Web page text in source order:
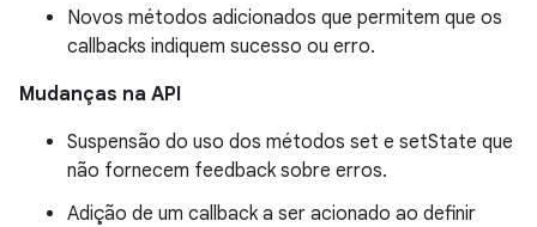
Novos métodos adicionados que permitem que os
callbacks indiquem sucesso ou erro.
Mudanças na API
Suspensão do uso dos métodos set e setState que
não fornecem feedback sobre erros.
Adição de um callback a ser acionado ao definir